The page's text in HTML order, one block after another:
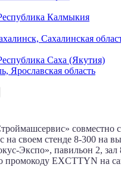
Калмыкия
Сахалинская
Саха (Якутия)
Ярославская область
совместно
на своем стенде 8‑300 на
павильон 2, зал
промокоду EXCTTYN на